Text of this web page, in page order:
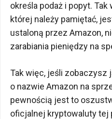
określa podaż i popyt.
której należy pamiętać,
ustaloną przez Amazon,
zarabiania pieniędzy na
Tak więc, jeśli zobaczysz
o nazwie Amazon na
pewnością jest to
oficjalnej kryptowaluty tej